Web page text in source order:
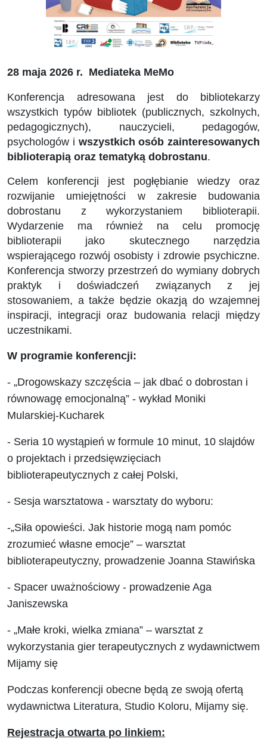
28 maja 2026 r. Mediateka MeMo
Konferencja adresowana jest do bibliotekarzy
wszystkich typów bibliotek (publicznych, szkolnych,
pedagogicznych), nauczycieli, pedagogów,
psychologów i wszystkich osób zainteresowanych
biblioterapią oraz tematyką dobrostanu.
Celem konferencji jest pogłębianie wiedzy oraz
rozwijanie umiejętności w zakresie budowania
dobrostanu z wykorzystaniem biblioterapii.
Wydarzenie ma również na celu promocję
biblioterapii jako skutecznego narzędzia
wspierającego rozwój osobisty i zdrowie psychiczne.
Konferencja stworzy przestrzeń do wymiany dobrych
praktyk i doświadczeń związanych z jej
stosowaniem, a także będzie okazją do wzajemnej
inspiracji, integracji oraz budowania relacji między
uczestnikami.
W programie konferencji:
- „Drogowskazy szczęścia – jak dbać o dobrostan i
równowagę emocjonalną” - wykład Moniki
Mularskiej-Kucharek
- Seria 10 wystąpień w formule 10 minut, 10 slajdów
o projektach i przedsięwzięciach
biblioterapeutycznych z całej Polski,
- Sesja warsztatowa - warsztaty do wyboru:
-„Siła opowieści. Jak historie mogą nam pomóc
zrozumieć własne emocje” – warsztat
biblioterapeutyczny, prowadzenie Joanna Stawińska
- Spacer uważnościowy - prowadzenie Aga
Janiszewska
- „Małe kroki, wielka zmiana” – warsztat z
wykorzystania gier terapeutycznych z wydawnictwem
Mijamy się
Podczas konferencji obecne będą ze swoją ofertą
wydawnictwa Literatura, Studio Koloru, Mijamy się.
Rejestracja otwarta po linkiem: